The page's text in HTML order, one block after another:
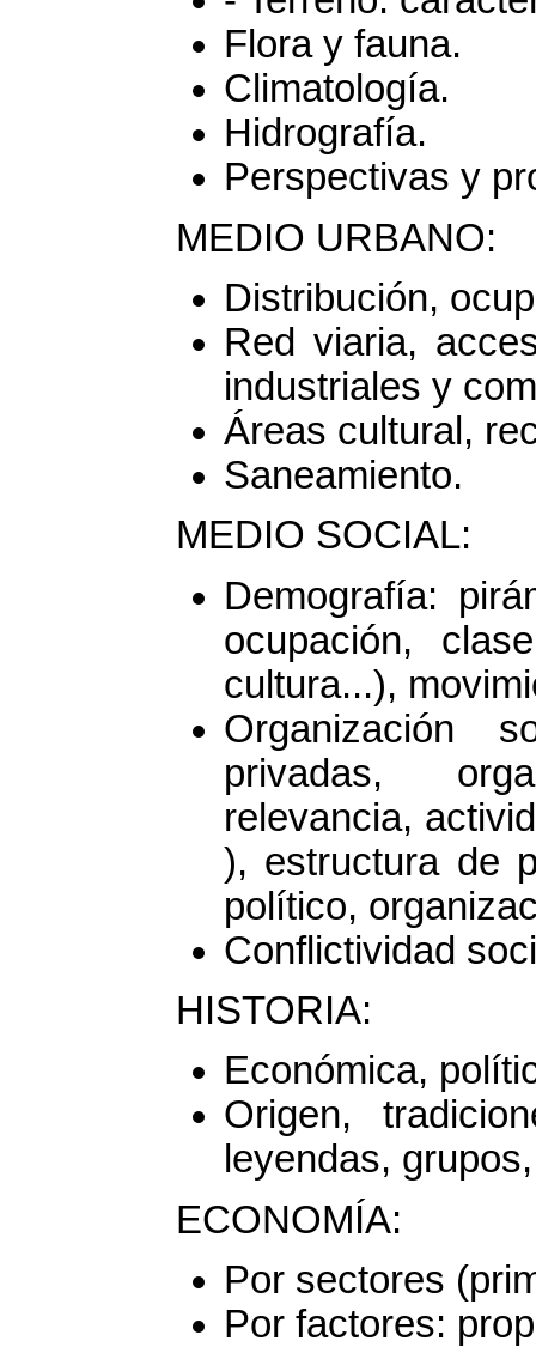
Flora y fauna.
Climatología.
Hidrografía.
Perspectivas y
MEDIO URBANO:
Distribución,
Red viaria,
industriales y
Áreas cultural,
Saneamiento.
MEDIO SOCIAL:
Demografía:
ocupación,
cultura...),
Organización
privadas,
relevancia,
), estructura de
político,
Conflictividad
HISTORIA:
Económica,
Origen,
leyendas,
ECONOMÍA:
Por sectores
Por factores: